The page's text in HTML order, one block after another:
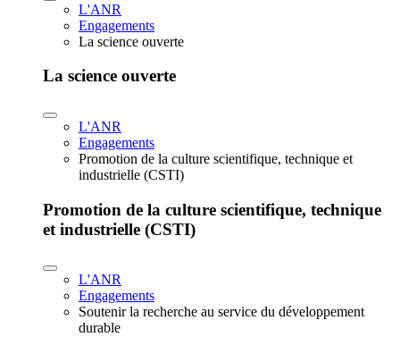
L'ANR
Engagements
La science ouverte
La science ouverte
L'ANR
Engagements
Promotion de la culture scientifique, technique et
industrielle (CSTI)
Promotion de la culture scientifique, technique
et industrielle (CSTI)
L'ANR
Engagements
Soutenir la recherche au service du développement
durable